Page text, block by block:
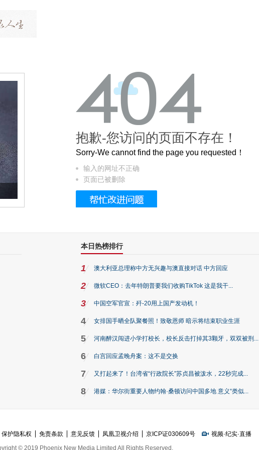
这个3.2米的长卷，还原了600岁的紫禁城
抱歉-您访问的页面不存在！
Sorry-We cannot find the page you requested！
输入的网址不正确
页面已被删除
本日热榜排行
1 澳大利亚总理称中方无兴趣与澳直接对话 中方回应
2 微软CEO：去年特朗普要我们收购TikTok 这是我干...
3 中国空军官宣：歼-20用上国产发动机！
4 女排国手晒全队聚餐照！致敬恩师 暗示将结束职业生涯
5 河南醉汉闯进小学打校长，校长反击打掉其3颗牙，双双被刑...
6 白宫回应孟晚舟案：这不是交换
7 又打起来了！台湾省“行政院长”苏贞昌被泼水，22秒完成...
8 港媒：华尔街重要人物约翰·桑顿访问中国多地 意义“类似...
保护隐私权 免责条款 意见反馈 凤凰卫视介绍 京ICP证030609号 视频·纪实·直播
© 2019 Phoenix New Media Limited All Rights Reserved.